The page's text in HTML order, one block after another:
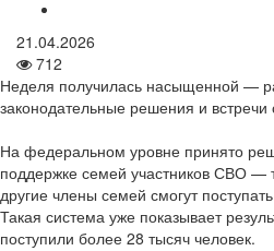
21.04.2026
712
Неделя получилась насыщенной —
законодательные решения и
На федеральном уровне принято
поддержке семей участников СВО —
другие члены семей смогут
Такая система уже показывает
поступили более 28 тысяч человек.